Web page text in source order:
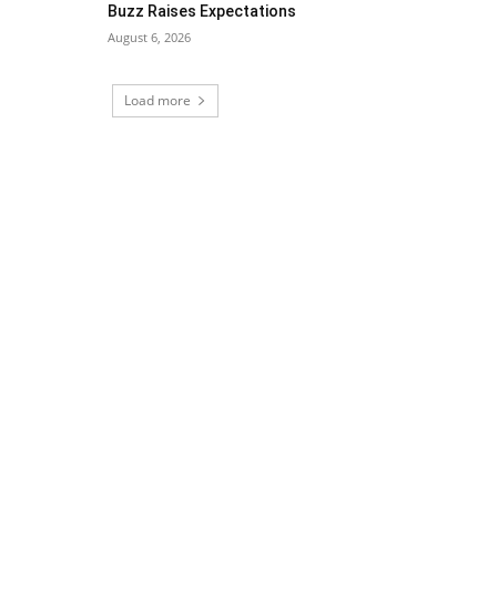
Buzz Raises Expectations
August 6, 2026
Load more